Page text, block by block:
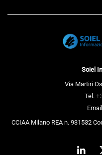
Soiel
Via Martiri
Tel.
CCIAA Milano REA n. 931532